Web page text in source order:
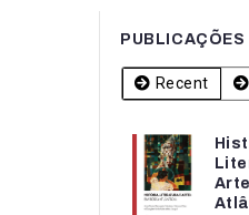
PUBLICAÇÕES
Recent